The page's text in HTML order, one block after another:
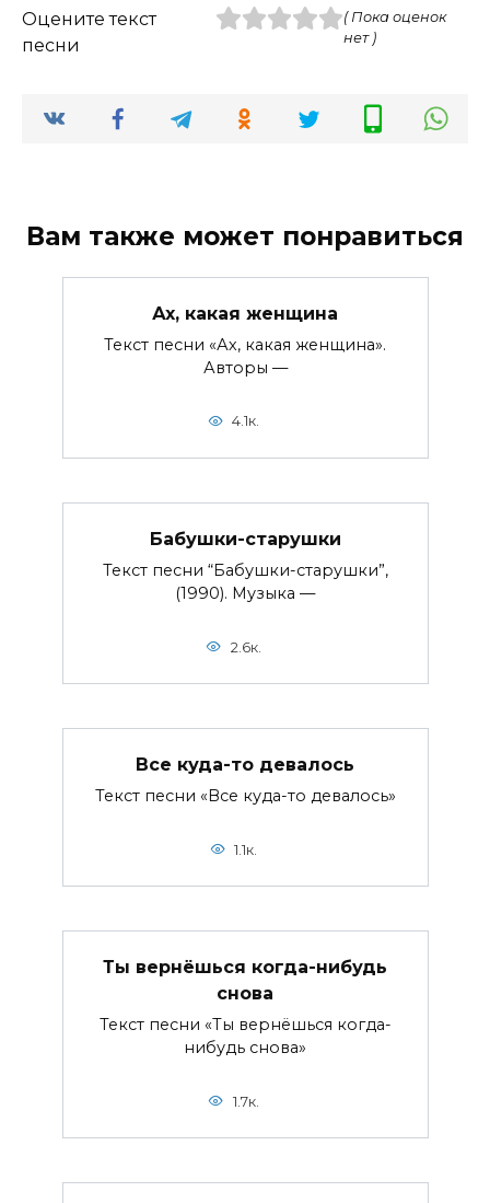
Оцените текст
песни
( Пока оценок
нет )
Вам также может понравиться
Ах, какая женщина
Текст песни «Ах, какая женщина».
Авторы —
4.1к.
Бабушки-старушки
Текст песни “Бабушки-старушки”,
(1990). Музыка —
2.6к.
Все куда-то девалось
Текст песни «Все куда-то девалось»
1.1к.
Ты вернёшься когда-нибудь
снова
Текст песни «Ты вернёшься когда-
нибудь снова»
1.7к.